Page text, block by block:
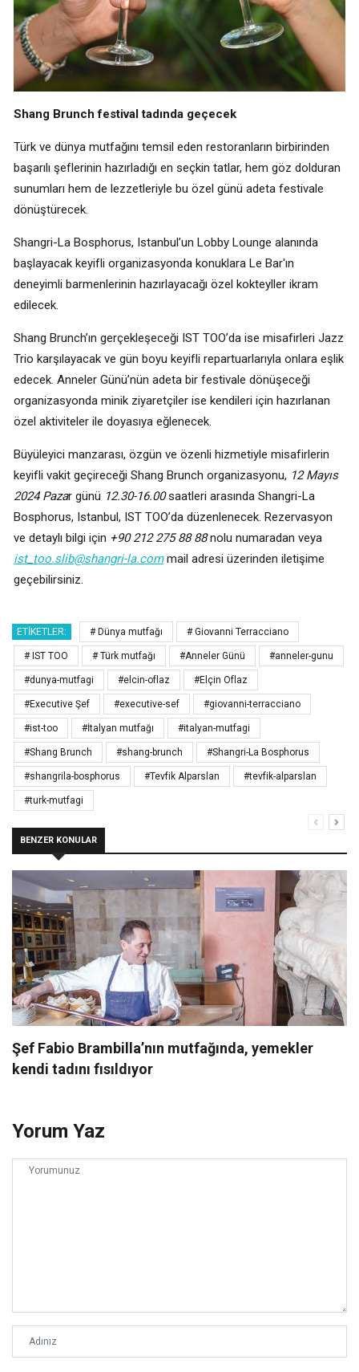
Shang Brunch festival tadında geçecek
Türk ve dünya mutfağını temsil eden restoranların birbirinden
başarılı şeflerinin hazırladığı en seçkin tatlar, hem göz dolduran
sunumları hem de lezzetleriyle bu özel günü adeta festivale
dönüştürecek.
Shangri-La Bosphorus, Istanbul’un Lobby Lounge alanında
başlayacak keyifli organizasyonda konuklara Le Bar'ın
deneyimli barmenlerinin hazırlayacağı özel kokteyller ikram
edilecek.
Shang Brunch’ın gerçekleşeceği IST TOO’da ise misafirleri Jazz
Trio karşılayacak ve gün boyu keyifli repartuarlarıyla onlara eşlik
edecek. Anneler Günü’nün adeta bir festivale dönüşeceği
organizasyonda minik ziyaretçiler ise kendileri için hazırlanan
özel aktiviteler ile doyasıya eğlenecek.
Büyüleyici manzarası, özgün ve özenli hizmetiyle misafirlerin
keyifli vakit geçireceği Shang Brunch organizasyonu, 12 Mayıs
2024 Pazar günü 12.30-16.00saatleri arasında Shangri-La
Bosphorus, Istanbul, IST TOO’da düzenlenecek. Rezervasyon
ve detaylı bilgi için +90 212 275 88 88nolu numaradan veya
ist_too.slib@shangri-la.commail adresi üzerinden iletişime
geçebilirsiniz.
ETIKETLER: # Dünya mutfağı # Giovanni Terracciano
# IST TOO # Türk mutfağı #Anneler Günü #anneler-gunu
#dunya-mutfagi #elcin-oflaz #Elçin Oflaz
#Executive Şef #executive-sef #giovanni-terracciano
#ist-too #İtalyan mutfağı #italyan-mutfagi
#Shang Brunch #shang-brunch #Shangri-La Bosphorus
#shangrila-bosphorus #Tevfik Alparslan #tevfik-alparslan
#turk-mutfagi
BENZER KONULAR
Şef Fabio Brambilla’nın mutfağında, yemekler
kendi tadını fısıldıyor
Yorum Yaz